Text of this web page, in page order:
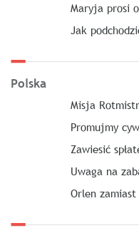
Maryja prosi
Jak
Polska
Misja
Promujmy
Zawiesić
Uwaga na
Orlen